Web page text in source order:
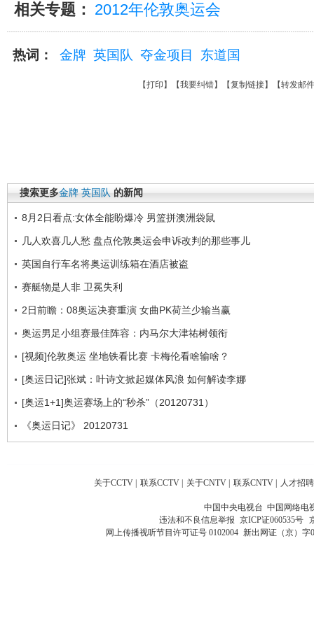
相关专题： 2012年伦敦奥运会
热词： 金牌 英国队 夺金项目 东道国
【打印 】【我要纠错】【复制链接】【转发邮件
搜索更多金牌 英国队 的新闻
8月2日看点:女体全能盼爆冷 男篮拼澳洲袋鼠
几人欢喜几人愁 盘点伦敦奥运会申诉改判的那些事儿
英国自行车名将奥运训练箱在酒店被盗
赛艇物是人非 卫冕失利
2日前瞻：08奥运决赛重演 女曲PK荷兰少输当赢
奥运男足小组赛最佳阵容：内马尔大津祐树领衔
[视频]伦敦奥运 坐地铁看比赛 卡梅伦看啥输啥？
[奥运日记]张斌：叶诗文掀起媒体风浪 如何解读李娜
[奥运1+1]奥运赛场上的“秒杀”（20120731）
《奥运日记》 20120731
关于CCTV 联系CCTV 关于CNTV 联系CNTV 人才招聘
中国中央电视台 中国网络电
违法和不良信息举报 京ICP证060535号
网上传播视听节目许可证号 0102004 新出网证（京）